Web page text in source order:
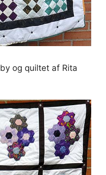
og quiltet af Rita